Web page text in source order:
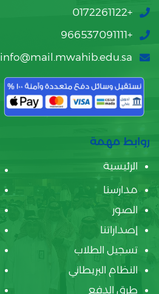
+0172261122
+966537091111
info@mail.mwahib.edu.sa
روابط مهمة
الرئيسية
مدارسنا
الصور
إصداراتنا
تسجيل الطلاب
النظام البريطاني
طرق الدفع